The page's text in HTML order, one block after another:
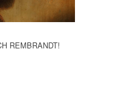
REMBRANDT!